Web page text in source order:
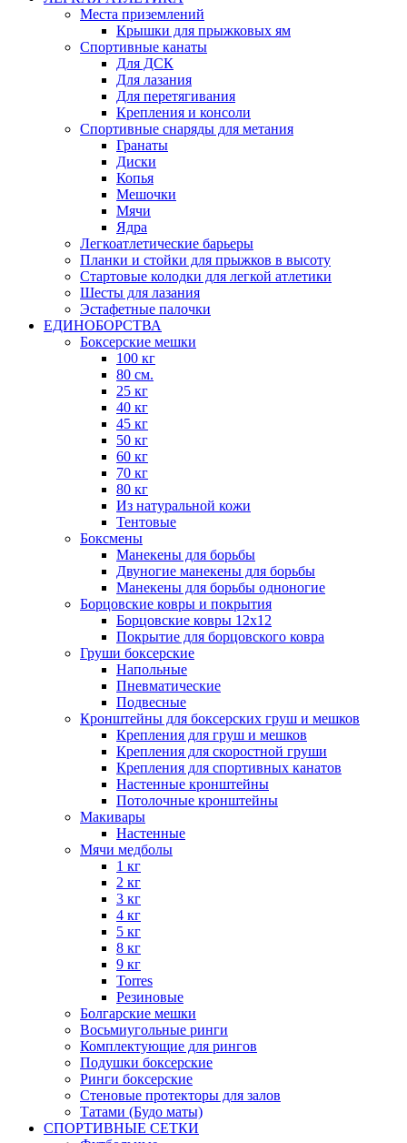
Места приземлений
Крышки для прыжковых ям
Спортивные канаты
Для ДСК
Для лазания
Для перетягивания
Крепления и консоли
Спортивные снаряды для метания
Гранаты
Диски
Копья
Мешочки
Мячи
Ядра
Легкоатлетические барьеры
Планки и стойки для прыжков в высоту
Стартовые колодки для легкой атлетики
Шесты для лазания
Эстафетные палочки
ЕДИНОБОРСТВА
Боксерские мешки
100 кг
80 см.
25 кг
40 кг
45 кг
50 кг
60 кг
70 кг
80 кг
Из натуральной кожи
Тентовые
Боксмены
Манекены для борьбы
Двуногие манекены для борьбы
Манекены для борьбы одноногие
Борцовские ковры и покрытия
Борцовские ковры 12х12
Покрытие для борцовского ковра
Груши боксерские
Напольные
Пневматические
Подвесные
Кронштейны для боксерских груш и мешков
Крепления для груш и мешков
Крепления для скоростной груши
Крепления для спортивных канатов
Настенные кронштейны
Потолочные кронштейны
Макивары
Настенные
Мячи медболы
1 кг
2 кг
3 кг
4 кг
5 кг
8 кг
9 кг
Torres
Резиновые
Болгарские мешки
Восьмиугольные ринги
Комплектующие для рингов
Подушки боксерские
Ринги боксерские
Стеновые протекторы для залов
Татами (Будо маты)
СПОРТИВНЫЕ СЕТКИ